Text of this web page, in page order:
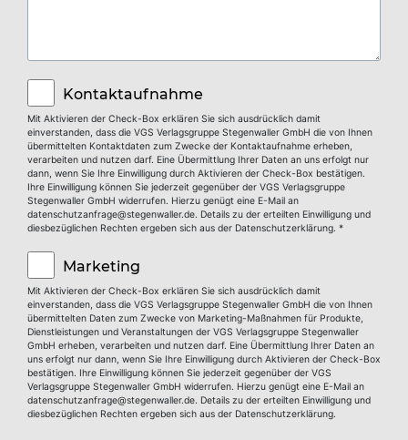
Mit Aktivieren der Check-Box erklären Sie sich ausdrücklich damit
einverstanden, dass die VGS Verlagsgruppe Stegenwaller GmbH die von Ihnen
übermittelten Kontaktdaten zum Zwecke der Kontaktaufnahme erheben,
verarbeiten und nutzen darf. Eine Übermittlung Ihrer Daten an uns erfolgt nur
dann, wenn Sie Ihre Einwilligung durch Aktivieren der Check-Box bestätigen.
Ihre Einwilligung können Sie jederzeit gegenüber der VGS Verlagsgruppe
Stegenwaller GmbH widerrufen. Hierzu genügt eine E-Mail an
datenschutzanfrage@stegenwaller.de. Details zu der erteilten Einwilligung und
diesbezüglichen Rechten ergeben sich aus der Datenschutzerklärung. *
Mit Aktivieren der Check-Box erklären Sie sich ausdrücklich damit
einverstanden, dass die VGS Verlagsgruppe Stegenwaller GmbH die von Ihnen
übermittelten Daten zum Zwecke von Marketing-Maßnahmen für Produkte,
Dienstleistungen und Veranstaltungen der VGS Verlagsgruppe Stegenwaller
GmbH erheben, verarbeiten und nutzen darf. Eine Übermittlung Ihrer Daten an
uns erfolgt nur dann, wenn Sie Ihre Einwilligung durch Aktivieren der Check-Box
bestätigen. Ihre Einwilligung können Sie jederzeit gegenüber der VGS
Verlagsgruppe Stegenwaller GmbH widerrufen. Hierzu genügt eine E-Mail an
datenschutzanfrage@stegenwaller.de. Details zu der erteilten Einwilligung und
diesbezüglichen Rechten ergeben sich aus der Datenschutzerklärung.